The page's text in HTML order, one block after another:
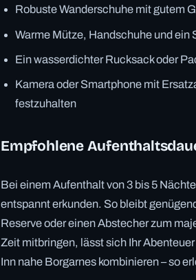
Robuste Wanderschuhe mit gutem
Warme Mütze, Handschuhe und ein
Ein wasserdichter Rucksack oder
Kamera oder Smartphone mit
festzuhalten
Empfohlene
Bei einem Aufenthalt von 3 bis 5
entspannt erkunden. So bleibt
Reserve oder einen Abstecher zum
Zeit mitbringen, lässt sich Ihr
Inn nahe Borgarnes kombinieren – so